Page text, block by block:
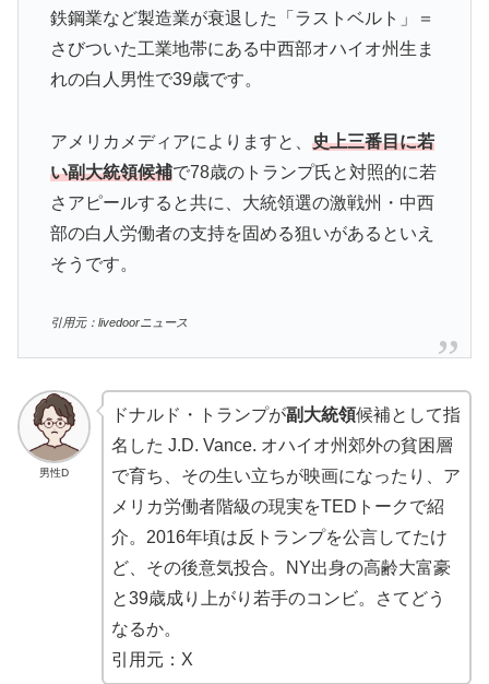
鉄鋼業など製造業が衰退した「ラストベルト」＝
さびついた工業地帯にある中西部オハイオ州生ま
れの白人男性で39歳です。
アメリカメディアによりますと、 史上三番目に若
い副大統領候補で78歳のトランプ氏と対照的に若
さアピールすると共に、大統領選の激戦州・中西
部の白人労働者の支持を固める狙いがあるといえ
そうです。
引用元：livedoorニュース
男性D
ドナルド・トランプが副大統領候補として指
名した J.D. Vance. オハイオ州郊外の貧困層
で育ち、その生い立ちが映画になったり、ア
メリカ労働者階級の現実をTEDトークで紹
介。2016年頃は反トランプを公言してたけ
ど、その後意気投合。NY出身の高齢大富豪
と39歳成り上がり若手のコンビ。さてどう
なるか。
引用元：X